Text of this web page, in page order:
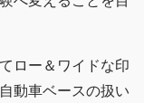
ロー＆ワイドな印
動車ベースの扱い